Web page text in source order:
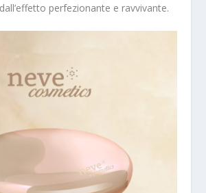
perfezionante e ravvivante.